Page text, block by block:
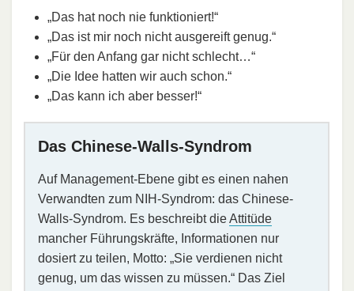
„Das hat noch nie funktioniert!“
„Das ist mir noch nicht ausgereift genug.“
„Für den Anfang gar nicht schlecht…“
„Die Idee hatten wir auch schon.“
„Das kann ich aber besser!“
Das Chinese-Walls-Syndrom
Auf Management-Ebene gibt es einen nahen
Verwandten zum NIH-Syndrom: das Chinese-
Walls-Syndrom. Es beschreibt dieAttitüde
mancher Führungskräfte, Informationen nur
dosiert zu teilen, Motto: „Sie verdienen nicht
genug, um das wissen zu müssen.“ Das Ziel